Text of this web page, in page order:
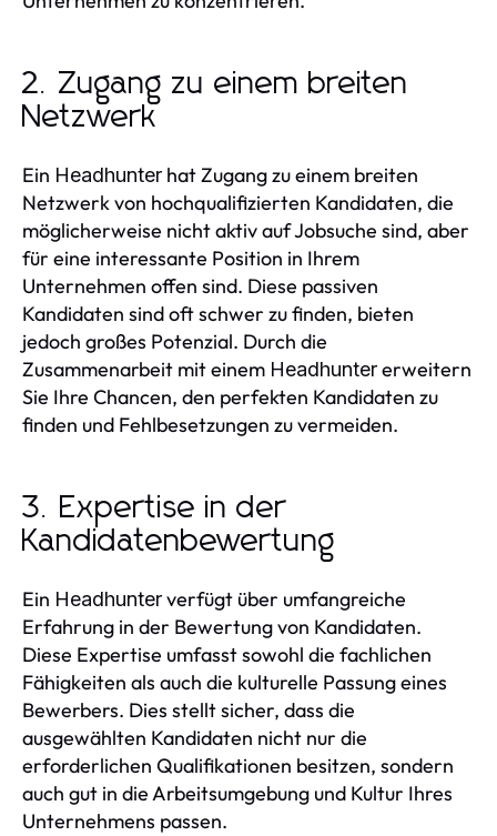
2. Zugang zu einem breiten
Netzwerk
Ein Headhunter hat Zugang zu einem breiten
Netzwerk von hochqualifizierten Kandidaten, die
möglicherweise nicht aktiv auf Jobsuche sind, aber
für eine interessante Position in Ihrem
Unternehmen offen sind. Diese passiven
Kandidaten sind oft schwer zu finden, bieten
jedoch großes Potenzial. Durch die
Zusammenarbeit mit einem Headhuntererweitern
Sie Ihre Chancen, den perfekten Kandidaten zu
finden und Fehlbesetzungen zu vermeiden.
3. Expertise in der
Kandidatenbewertung
Ein Headhunterverfügt über umfangreiche
Erfahrung in der Bewertung von Kandidaten.
Diese Expertise umfasst sowohl die fachlichen
Fähigkeiten als auch die kulturelle Passung eines
Bewerbers. Dies stellt sicher, dass die
ausgewählten Kandidaten nicht nur die
erforderlichen Qualifikationen besitzen, sondern
auch gut in die Arbeitsumgebung und Kultur Ihres
Unternehmens passen.